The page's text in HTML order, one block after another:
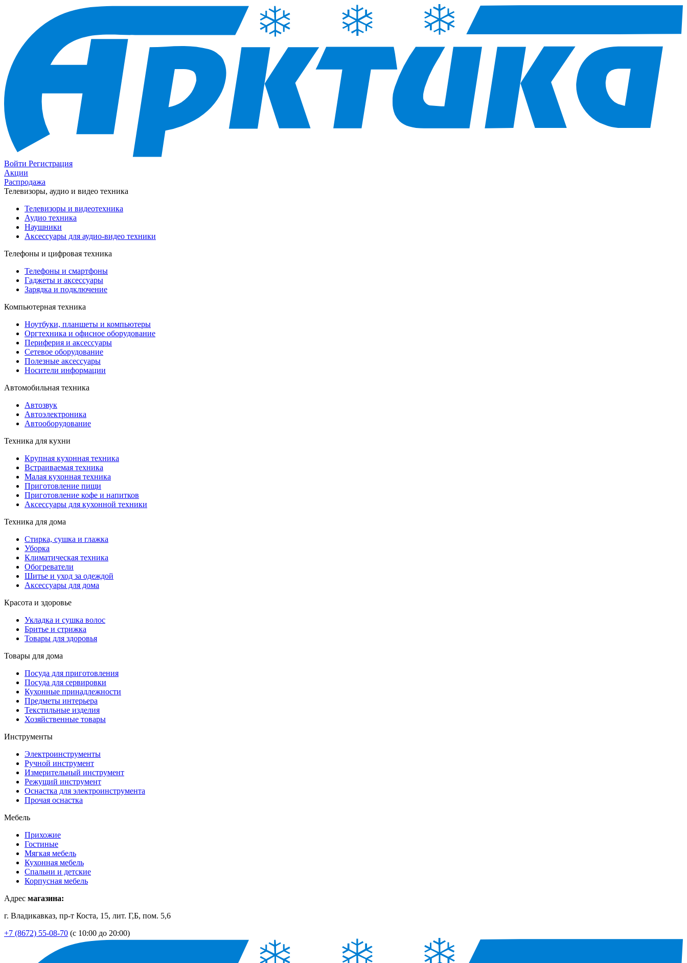
Войти Регистрация
Акции
Распродажа
Телевизоры, аудио и видео техника
Телевизоры и видеотехника
Аудио техника
Наушники
Аксессуары для аудио-видео техники
Телефоны и цифровая техника
Телефоны и смартфоны
Гаджеты и аксессуары
Зарядка и подключение
Компьютерная техника
Ноутбуки, планшеты и компьютеры
Оргтехника и офисное оборудование
Периферия и аксессуары
Cетевое оборудование
Полезные аксессуары
Носители информации
Автомобильная техника
Автозвук
Автоэлектроника
Автооборудование
Техника для кухни
Крупная кухонная техника
Встраиваемая техника
Малая кухонная техника
Приготовление пищи
Приготовление кофе и напитков
Аксессуары для кухонной техники
Техника для дома
Стирка, сушка и глажка
Уборка
Климатическая техника
Обогреватели
Шитье и уход за одеждой
Аксессуары для дома
Красота и здоровье
Укладка и сушка волос
Бритье и стрижка
Товары для здоровья
Товары для дома
Посуда для приготовления
Посуда для сервировки
Кухонные принадлежности
Предметы интерьера
Текстильные изделия
Хозяйственные товары
Инструменты
Электроинструменты
Ручной инструмент
Измерительный инструмент
Режущий инструмент
Оснастка для электроинструмента
Прочая оснастка
Мебель
Прихожие
Гостиные
Мягкая мебель
Кухонная мебель
Спальни и детские
Корпусная мебель
Адрес магазина:
г. Владикавказ, пр-т Коста, 15, лит. Г,Б, пом. 5,6
+7 (8672) 55-08-70 (с 10:00 до 20:00)